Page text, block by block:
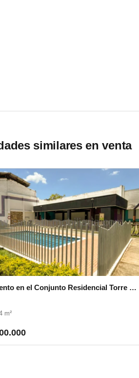
similares en venta
Apartamento en el Conjunto Residencial Torre Octava
m²